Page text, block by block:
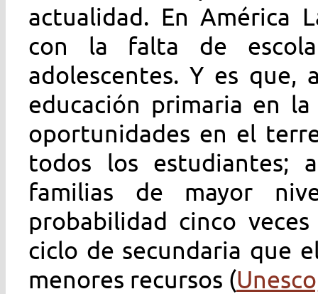
actualidad. En América
con la falta de
adolescentes. Y es que,
educación primaria en
oportunidades en el
todos los estudiantes;
familias de mayor
probabilidad cinco
ciclo de secundaria que
menores recursos (